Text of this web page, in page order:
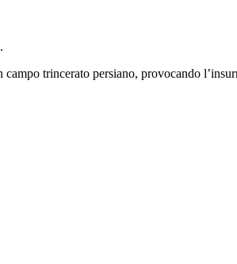
trincerato persiano, provocando